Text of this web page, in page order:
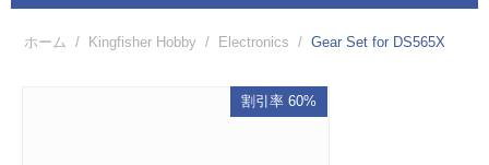
ホーム / Kingfisher Hobby / Electronics / Gear Set for DS565X
割引率 60%